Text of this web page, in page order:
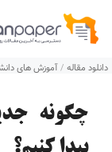
پرش
محتوا
دانلود مقاله /آموزش های
چگونه